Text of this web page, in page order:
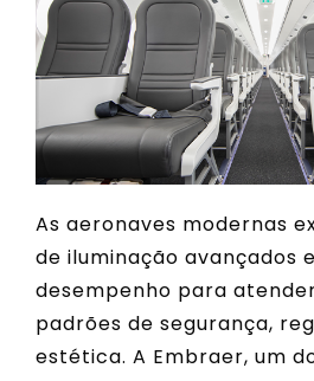
As aeronaves modernas
de iluminação avançados
desempenho para
padrões de segurança,
estética. A Embraer, um